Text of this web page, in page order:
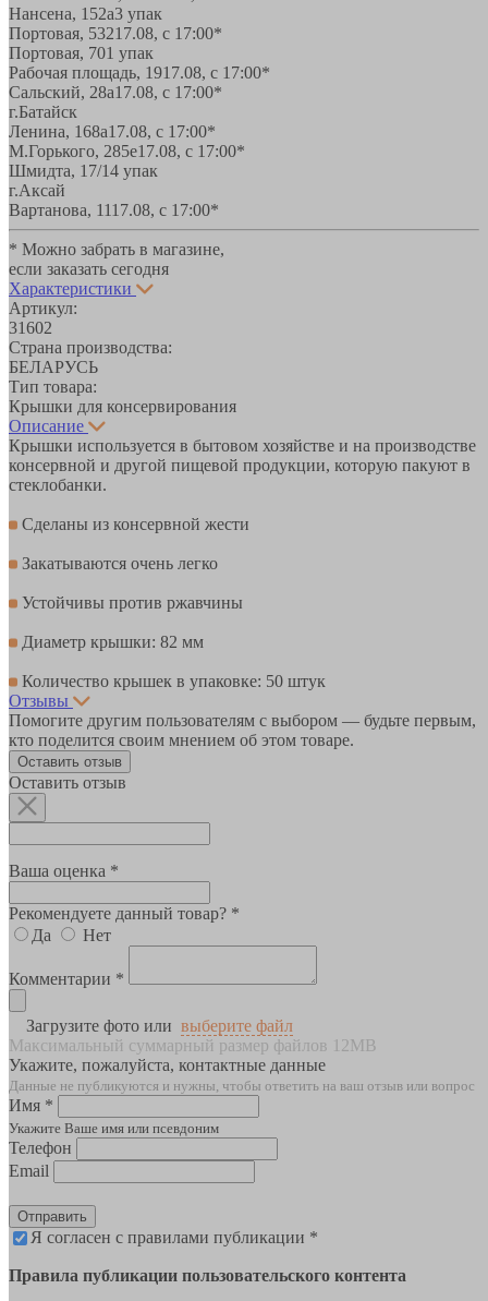
Нансена, 152а3 упак
Портовая, 53217.08, с 17:00*
Портовая, 701 упак
Рабочая площадь, 1917.08, с 17:00*
Сальский, 28a17.08, с 17:00*
г.Батайск
Ленина, 168а17.08, с 17:00*
М.Горького, 285е17.08, с 17:00*
Шмидта, 17/14 упак
г.Аксай
Вартанова, 1117.08, с 17:00*
* Можно забрать в магазине,
если заказать сегодня
Характеристики
Артикул:
31602
Страна производства:
БЕЛАРУСЬ
Тип товара:
Крышки для консервирования
Описание
Крышки используется в бытовом хозяйстве и на производстве
консервной и другой пищевой продукции, которую пакуют в
стеклобанки.
Сделаны из консервной жести
Закатываются очень легко
Устойчивы против ржавчины
Диаметр крышки: 82 мм
Количество крышек в упаковке: 50 штук
Отзывы
Помогите другим пользователям с выбором — будьте первым,
кто поделится своим мнением об этом товаре.
Оставить отзыв
Оставить отзыв
Ваша оценка *
Рекомендуете данный товар? *
Да
Нет
Комментарии *
Загрузите фото или выберите файл
Максимальный суммарный размер файлов 12MB
Укажите, пожалуйста, контактные данные
Данные не публикуются и нужны, чтобы ответить на ваш отзыв или вопрос
Имя *
Укажите Ваше имя или псевдоним
Телефон
Email
Отправить
Я согласен с правилами публикации *
Правила публикации пользовательского контента